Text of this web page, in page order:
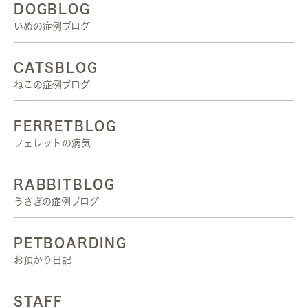
DOGBLOG
いぬの症例ブログ
CATSBLOG
ねこの症例ブログ
FERRETBLOG
フェレットの病気
RABBITBLOG
うさぎの症例ブログ
PETBOARDING
お預かり日記
STAFF